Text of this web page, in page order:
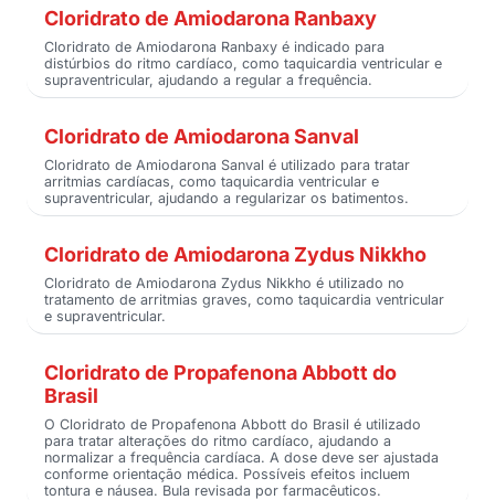
Cloridrato de Amiodarona Ranbaxy
Cloridrato de Amiodarona Ranbaxy é indicado para
distúrbios do ritmo cardíaco, como taquicardia ventricular e
supraventricular, ajudando a regular a frequência.
Cloridrato de Amiodarona Sanval
Cloridrato de Amiodarona Sanval é utilizado para tratar
arritmias cardíacas, como taquicardia ventricular e
supraventricular, ajudando a regularizar os batimentos.
Cloridrato de Amiodarona Zydus Nikkho
Cloridrato de Amiodarona Zydus Nikkho é utilizado no
tratamento de arritmias graves, como taquicardia ventricular
e supraventricular.
Cloridrato de Propafenona Abbott do
Brasil
O Cloridrato de Propafenona Abbott do Brasil é utilizado
para tratar alterações do ritmo cardíaco, ajudando a
normalizar a frequência cardíaca. A dose deve ser ajustada
conforme orientação médica. Possíveis efeitos incluem
tontura e náusea. Bula revisada por farmacêuticos.